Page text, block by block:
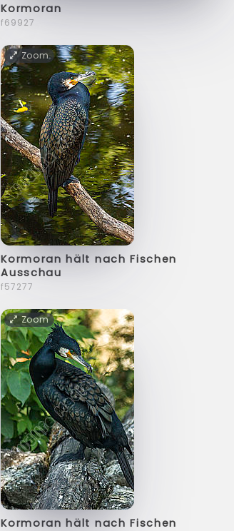
Kormoran
f69927
Zoom
Kormoran hält nach Fischen
Ausschau
f57277
Zoom
Kormoran hält nach Fischen